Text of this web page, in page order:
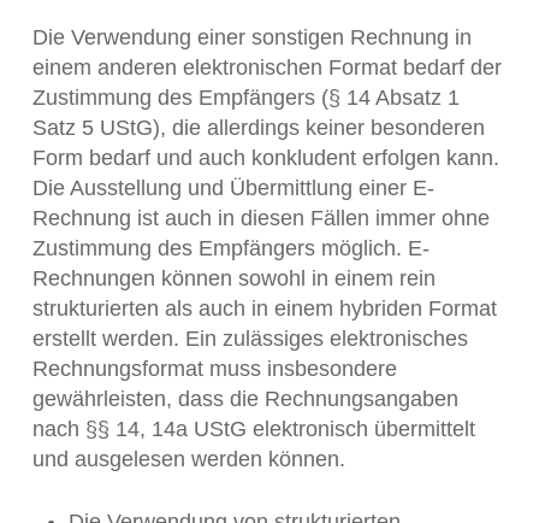
Die Verwendung einer sonstigen Rechnung in
einem anderen elektronischen Format bedarf der
Zustimmung des Empfängers (§ 14 Absatz 1
Satz 5 UStG), die allerdings keiner besonderen
Form bedarf und auch konkludent erfolgen kann.
Die Ausstellung und Übermittlung einer E-
Rechnung ist auch in diesen Fällen immer ohne
Zustimmung des Empfängers möglich. E-
Rechnungen können sowohl in einem rein
strukturierten als auch in einem hybriden Format
erstellt werden. Ein zulässiges elektronisches
Rechnungsformat muss insbesondere
gewährleisten, dass die Rechnungsangaben
nach §§ 14, 14a UStG elektronisch übermittelt
und ausgelesen werden können.